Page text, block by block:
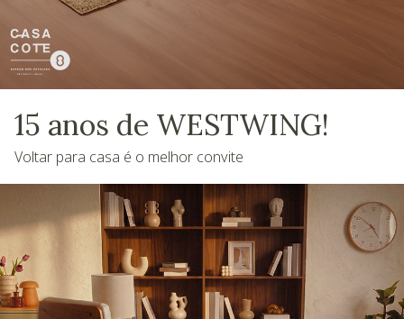
15 anos de WESTWING!
Voltar para casa é o melhor convite